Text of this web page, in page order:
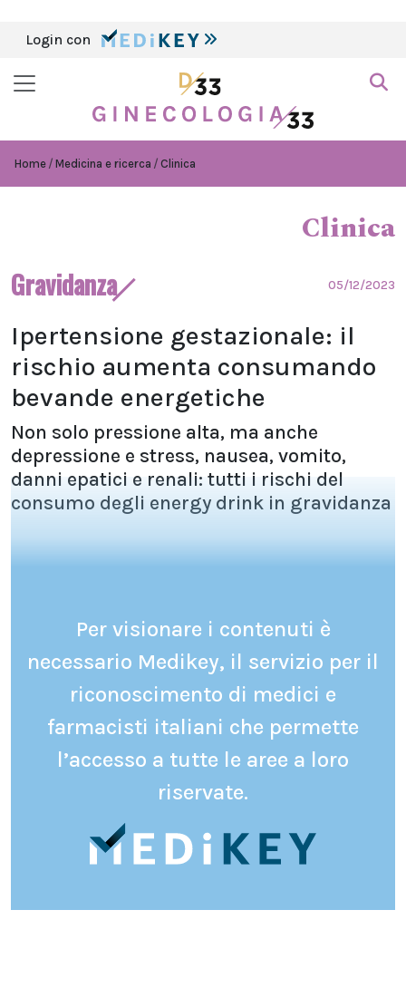
Login con
Home Medicina e ricerca Clinica
Clinica
Gravidanza 05/12/2023
Ipertensione gestazionale: il
rischio aumenta consumando
bevande energetiche
Non solo pressione alta, ma anche
depressione e stress, nausea, vomito,
danni epatici e renali: tutti i rischi del
consumo degli energy drink in gravidanza
Per visionare i contenuti è
necessario Medikey, il servizio per il
riconoscimento di medici e
farmacisti italiani che permette
l’accesso a tutte le aree a loro
riservate.